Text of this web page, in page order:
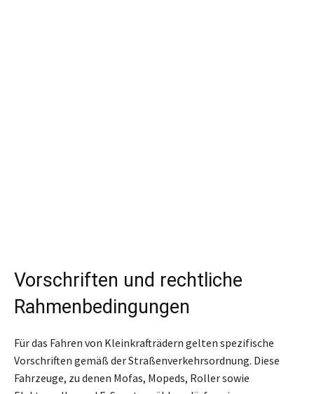
Vorschriften und rechtliche
Rahmenbedingungen
Für das Fahren von Kleinkrafträdern gelten spezifische
Vorschriften gemäß der Straßenverkehrsordnung. Diese
Fahrzeuge, zu denen Mofas, Mopeds, Roller sowie